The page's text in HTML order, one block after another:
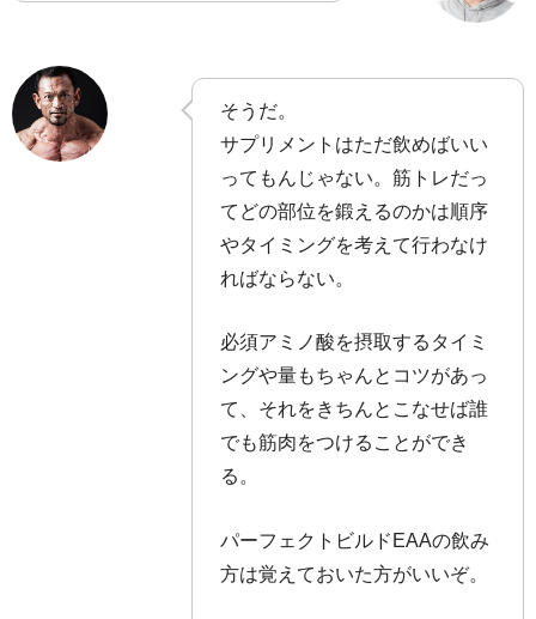
そうだ。
サプリメントはただ飲めばいい
ってもんじゃない。筋トレだっ
てどの部位を鍛えるのかは順序
やタイミングを考えて行わなけ
ればならない。
必須アミノ酸を摂取するタイミ
ングや量もちゃんとコツがあっ
て、それをきちんとこなせば誰
でも筋肉をつけることができ
る。
パーフェクトビルドEAAの飲み
方は覚えておいた方がいいぞ。